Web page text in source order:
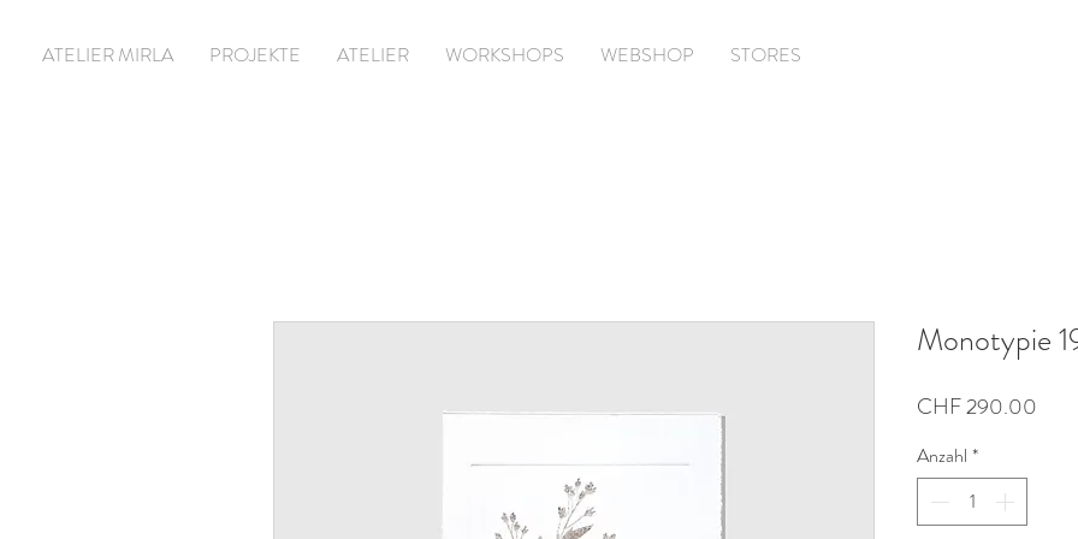
ATELIER MIRLA PROJEKTE ATELIER WORKSHOPS WEBSHOP STORES
Monotypie
CHF 290.00
Anzahl *